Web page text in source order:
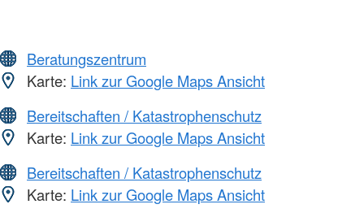
Beratungszentrum
Karte: Link zur Google Maps Ansicht
Bereitschaften / Katastrophenschutz
Karte: Link zur Google Maps Ansicht
Bereitschaften / Katastrophenschutz
Karte: Link zur Google Maps Ansicht